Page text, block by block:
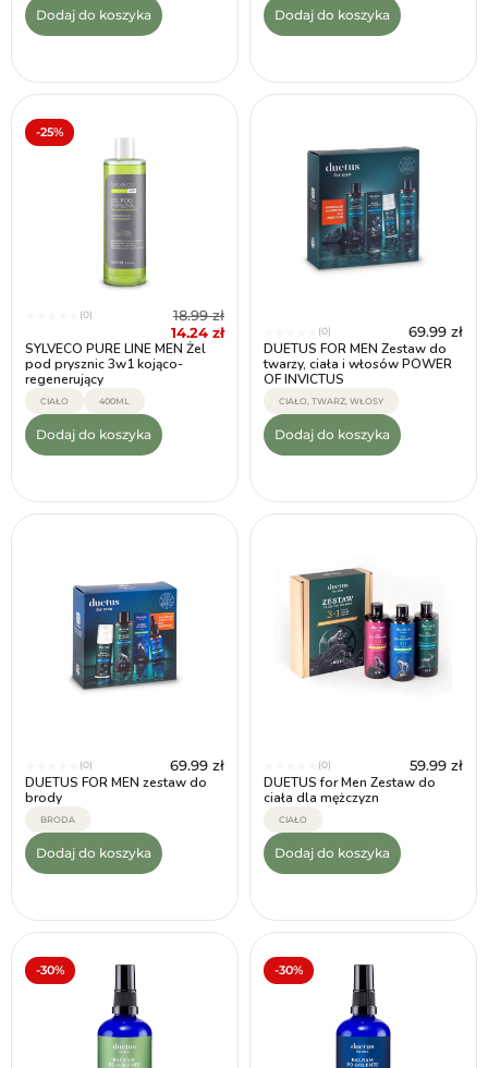
Dodaj do koszyka Dodaj do koszyka
-25%
(0) 18.99zł
14.24 zł
SYLVECO PURE LINE MEN Żel
pod prysznic 3w1 kojąco-
regenerujący
CIAŁO 400ML
Dodaj do koszyka
(0) 69.99 zł
DUETUS FOR MEN Zestaw do
twarzy, ciała i włosów POWER
OF INVICTUS
CIAŁO, TWARZ, WŁOSY
Dodaj do koszyka
(0) 69.99 zł
DUETUS FOR MEN zestaw do
brody
BRODA
Dodaj do koszyka
(0) 59.99 zł
DUETUS for Men Zestaw do
ciała dla mężczyzn
CIAŁO
Dodaj do koszyka
-30% -30%